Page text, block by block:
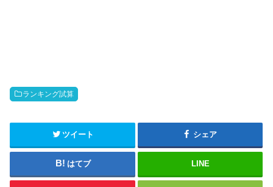
ランキング試算
ツイート シェア
はてブ LINE